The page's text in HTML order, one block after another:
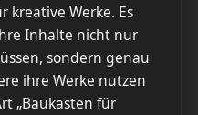
kreative Werke. Es
Inhalte nicht nur
sondern genau
ihre Werke nutzen
„Baukasten für